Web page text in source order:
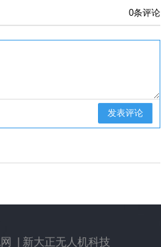
0条评论
发表评论
新大正无人机科技